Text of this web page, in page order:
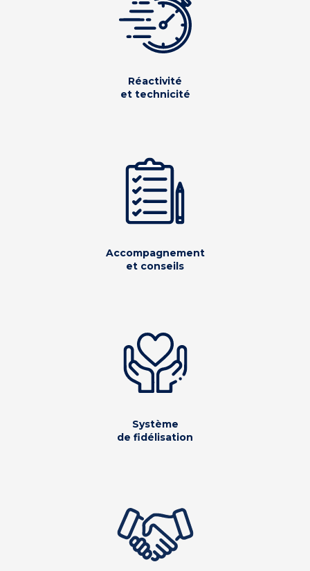
Réactivité
et technicité
Accompagnement
et conseils
Système
de fidélisation